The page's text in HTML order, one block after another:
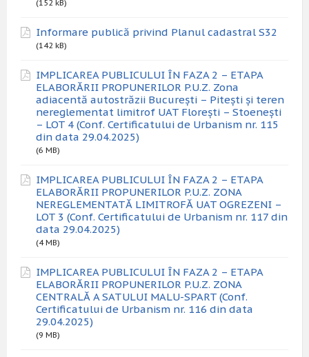
(152 kB)
Informare publică privind Planul cadastral S32
(142 kB)
IMPLICAREA PUBLICULUI ÎN FAZA 2 – ETAPA
ELABORĂRII PROPUNERILOR P.U.Z. Zona
adiacentă autostrăzii București – Pitești și teren
nereglementat limitrof UAT Florești – Stoenești
– LOT 4 (Conf. Certificatului de Urbanism nr. 115
din data 29.04.2025)
(6 MB)
IMPLICAREA PUBLICULUI ÎN FAZA 2 – ETAPA
ELABORĂRII PROPUNERILOR P.U.Z. ZONA
NEREGLEMENTATĂ LIMITROFĂ UAT OGREZENI –
LOT 3 (Conf. Certificatului de Urbanism nr. 117 din
data 29.04.2025)
(4 MB)
IMPLICAREA PUBLICULUI ÎN FAZA 2 – ETAPA
ELABORĂRII PROPUNERILOR P.U.Z. ZONA
CENTRALĂ A SATULUI MALU-SPART (Conf.
Certificatului de Urbanism nr. 116 din data
29.04.2025)
(9 MB)